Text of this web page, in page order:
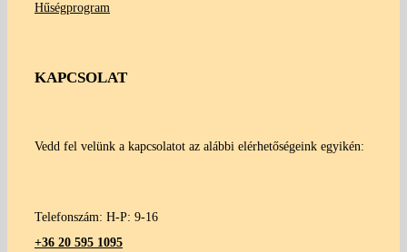
Hűségprogram
KAPCSOLAT
Vedd fel velünk a kapcsolatot az alábbi elérhetőségeink egyikén:
Telefonszám: H-P: 9-16
+36 20 595 1095